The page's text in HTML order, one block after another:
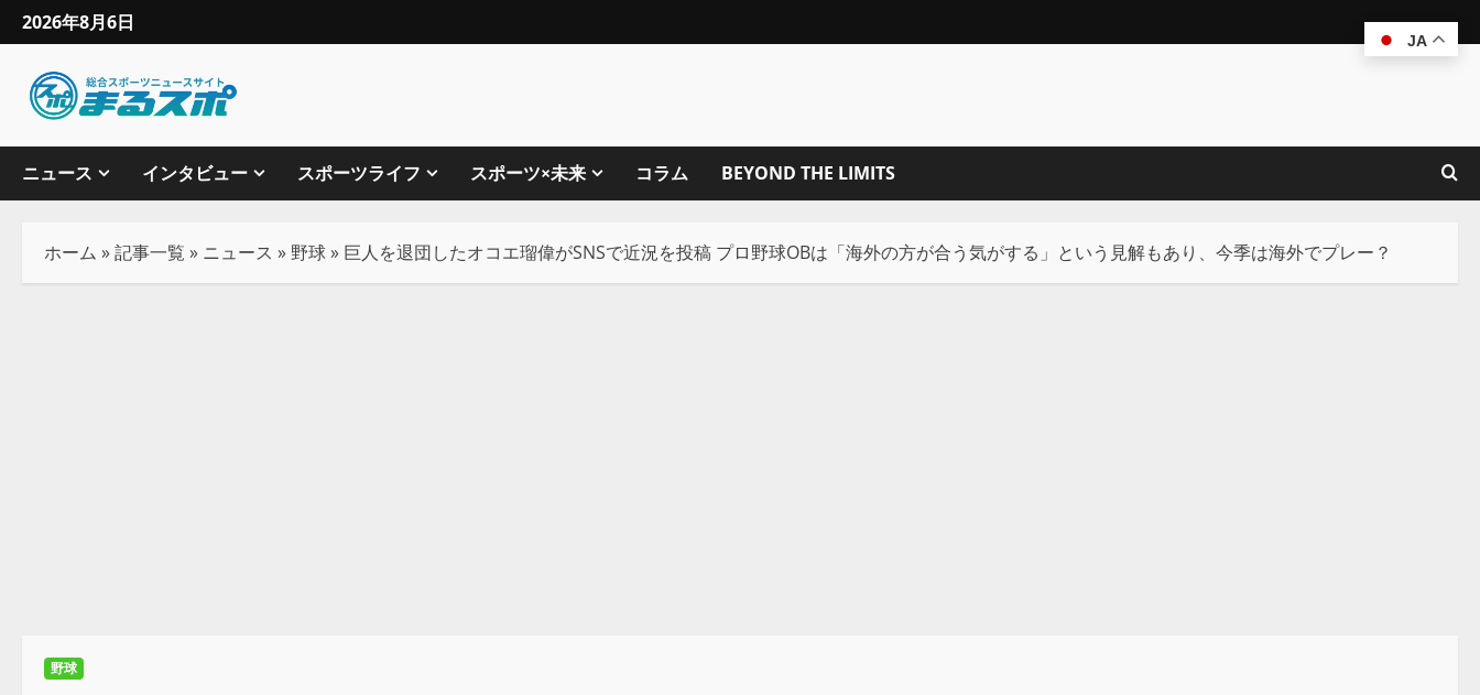
2026年8月6日
ニュース インタビュー スポーツライフ スポーツ×未来 コラム BEYOND THE LIMITS
ホーム »記事一覧 » ニュース » 野球» 巨人を退団したオコエ瑠偉がSNSで近況を投稿 プロ野球OBは「海外の方が合う気がする」という見解もあり、今季は海外でプレー？
野球
JA